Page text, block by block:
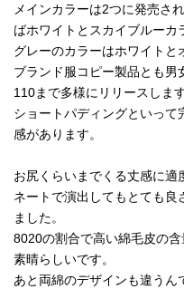
メインカラーは2つに発売さ
ばホワイトとスカイブルーカ
グレーのカラーはホワイトと
ブランド服コピー製品とも男
110まで多様にリリースします
ショートパディングといっ
感があります。
お尻くらいまでくる丈感に適
ネートで演出してもとても
ました。
8020の割合で高い綿毛皮の
素晴らしいです。
あと両綿のデザインも違う